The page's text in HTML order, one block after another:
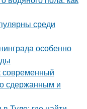
среди
особенно
современный
сдержанным и